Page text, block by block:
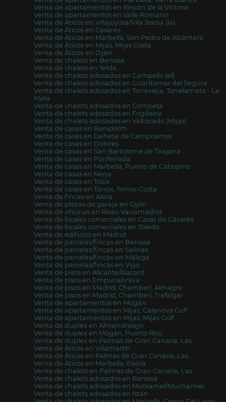
Venta de apartamentos en Rincón de la Victoria
Venta de apartamentos en Valle Romano
Venta de Áticos en Villajoyosa/Vila Joiosa (la)
Venta de Áticos en Casares
Venta de Áticos en Marbella, San Pedro de Alcántara
Venta de Áticos en Mijas, Mijas Costa
Venta de Áticos en Ojén
Venta de chalets en Benissa
Venta de chalets en Telde
Venta de chalets adosados en Campello (el)
Venta de chalets adosados en Guardamar del Segura
Venta de chalets adosados en Torrevieja, Torrelamata - La
Mata
Venta de chalets adosados en Cómpeta
Venta de chalets adosados en Frigiliana
Venta de chalets adosados en Valtocado (Mijas)
Venta de casas en Benidorm
Venta de casas en Dehesa de Campoamor
Venta de casas en Dolores
Venta de casas en San Bartolomé de Tirajana
Venta de casas en Ponferrada
Venta de casas en Marbella, Puerto de Cabopino
Venta de casas en Nerja
Venta de casas en Tolox
Venta de casas en Torrox, Torrox-Costa
Venta de fincas en Alora
Venta de plazas de garaje en Gijón
Venta de oficinas en Rivas-Vaciamadrid
Venta de locales comerciales en Casar de Cáceres
Venta de locales comerciales en Toledo
Venta de edificios en Madrid
Venta de parcelas/fincas en Benissa
Venta de parcelas/fincas en Salinas
Venta de parcelas/fincas en Málaga
Venta de parcelas/fincas en Vigo
Venta de pisos en Alicante/Alacant
Venta de pisos en Empuriabrava
Venta de pisos en Madrid, Chamberí, Almagro
Venta de pisos en Madrid, Chamberí, Trafalgar
Venta de apartamentos en Mogán
Venta de apartamentos en Mijas, Calanova Golf
Venta de apartamentos en Mijas, Mijas Golf
Venta de duplex en Almendralejo
Venta de duplex en Mogán, Puerto Rico
Venta de duplex en Palmas de Gran Canaria, Las
Venta de Áticos en Villamartín
Venta de Áticos en Palmas de Gran Canaria, Las
Venta de Áticos en Marbella, Elviria
Venta de chalets en Palmas de Gran Canaria, Las
Venta de chalets adosados en Benissa
Venta de chalets adosados en Mutxamel/Muchamiel
Venta de chalets adosados en Istán